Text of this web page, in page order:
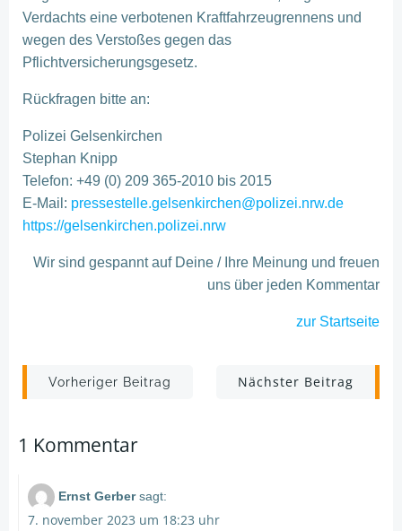
Verdachts eine verbotenen Kraftfahrzeugrennens und
wegen des Verstoßes gegen das
Pflichtversicherungsgesetz.
Rückfragen bitte an:
Polizei Gelsenkirchen
Stephan Knipp
Telefon: +49 (0) 209 365-2010 bis 2015
E-Mail: pressestelle.gelsenkirchen@polizei.nrw.de
https://gelsenkirchen.polizei.nrw
Wir sind gespannt auf Deine / Ihre Meinung und freuen
uns über jeden Kommentar
zur Startseite
Post
navigation
Vorheriger Beitrag
Post
Nächster Beitrag
1 Kommentar
Ernst Gerber sagt:
7. november 2023 um 18:23 uhr